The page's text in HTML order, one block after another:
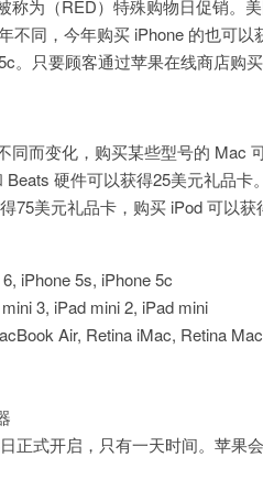
称为（RED）特殊购物日促销。
同，今年购买 iPhone 的也可以
。只要顾客通过苹果在线商店购买
同而变化，购买某些型号的 Mac
硬件可以获得25美元礼品
75美元礼品卡，购买 iPod 可以获
iPhone 5s, iPhone 5c
3, iPad mini 2, iPad mini
Air, Retina iMac, Retina
正式开启，只有一天时间。苹果